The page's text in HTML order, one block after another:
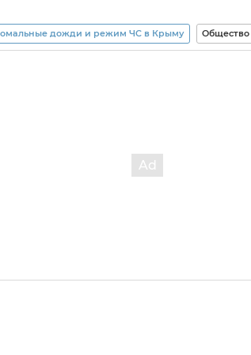
дожди и режим ЧС в Крыму Общество